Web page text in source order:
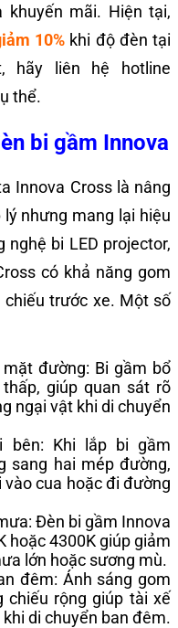
mãi. Hiện tại,
10% khi độ đèn tại
hãy liên hệ hotline
thể.
bi gầm Innova
Innova Cross là nâng
nhưng mang lại hiệu
nghệ bi LED projector,
có khả năng gom
trước xe. Một số
đường: Bi gầm bổ
giúp quan sát rõ
ngại vật khi di chuyển
bên: Khi lắp bi gầm
sang hai mép đường,
cua hoặc đi đường
Đèn bi gầm Innova
hoặc 4300K giúp giảm
lớn hoặc sương mù.
đêm: Ánh sáng gom
chiếu rộng giúp tài xế
di chuyển ban đêm.